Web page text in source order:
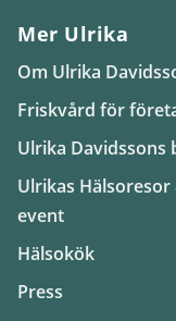
Mer Ulrika
Om Ulrika
Friskvård för
Ulrika Davidssons
Ulrikas Hälsoresor
event
Hälsokök
Press